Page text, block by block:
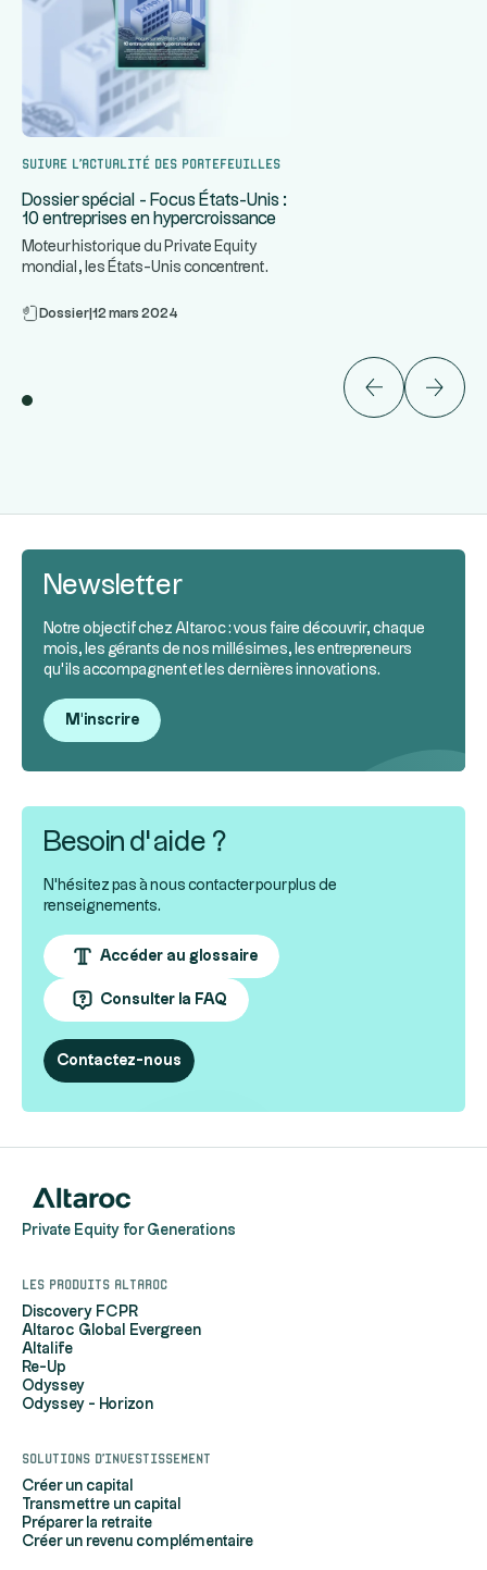
Suivre l’actualité des portefeuilles
Dossier spécial - Focus États-Unis :
10 entreprises en hypercroissance
Moteur historique du Private Equity
mondial, les États-Unis concentrent
Dossier 12 mars 2024
Newsletter
Notre objectif chez Altaroc : vous faire découvrir, chaque
mois, les gérants de nos millésimes, les entrepreneurs
qu’ils accompagnent et les dernières innovations.
M'inscrire
Besoin d’aide ?
N'hésitez pas à nous contacter pour plus de
renseignements.
Accéder au glossaire
Consulter la FAQ
Contactez-nous
Private Equity for Generations
Les produits Altaroc
Discovery FCPR
Altaroc Global Evergreen
Altalife
Re-Up
Odyssey
Odyssey - Horizon
Solutions d'investissement
Créer un capital
Transmettre un capital
Préparer la retraite
Créer un revenu complémentaire